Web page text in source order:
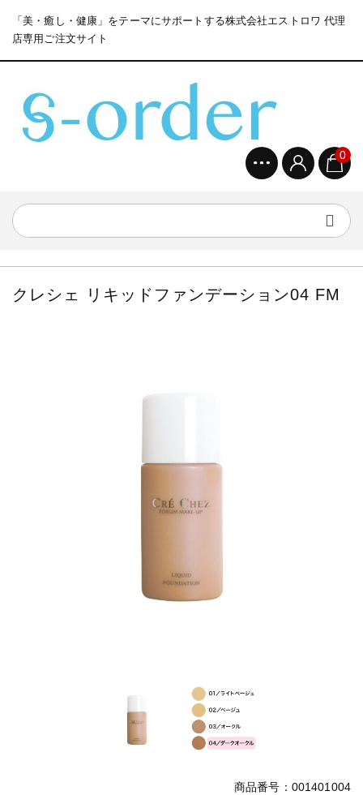
「美・癒し・健康」をテーマにサポートする株式会社エストロワ 代理
店専用ご注文サイト
0
クレシェ リキッドファンデーション04 FM
商品番号：001401004